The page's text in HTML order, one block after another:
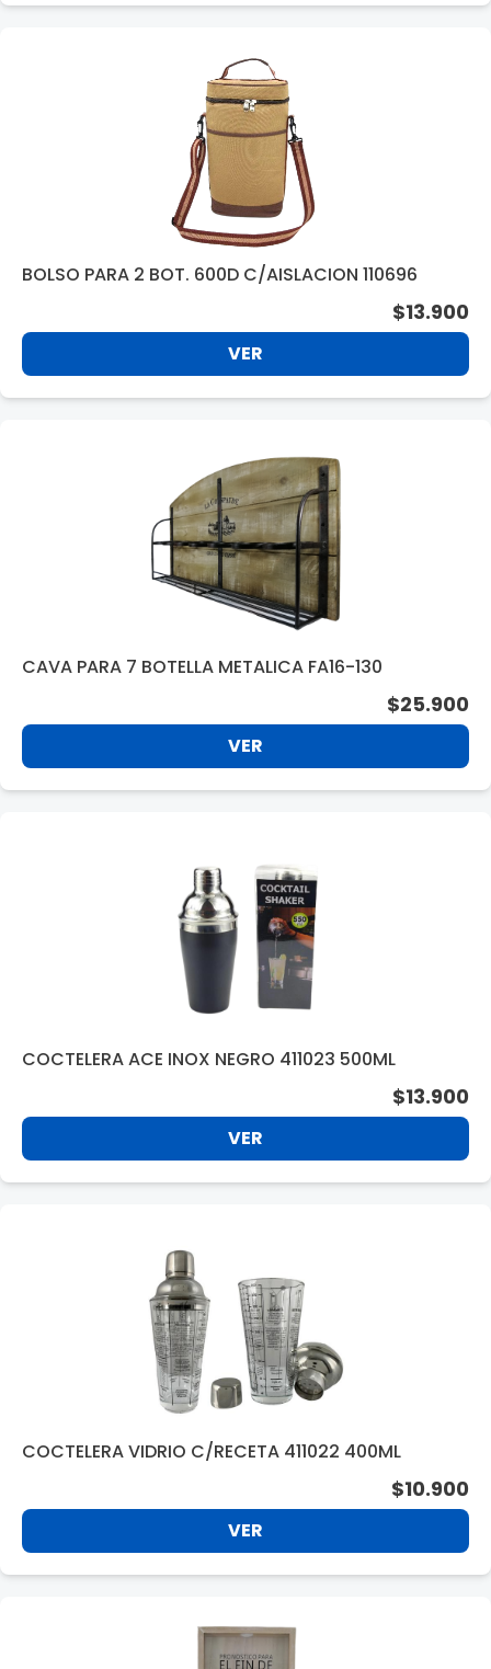
BOLSO PARA 2 BOT. 600D C/AISLACION 110696
$13.900
VER
CAVA PARA 7 BOTELLA METALICA FA16-130
$25.900
VER
COCTELERA ACE INOX NEGRO 411023 500ML
$13.900
VER
COCTELERA VIDRIO C/RECETA 411022 400ML
$10.900
VER